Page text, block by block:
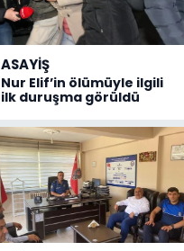
ASAYİŞ
Nur Elif’in ölümüyle ilgili
ilk duruşma görüldü